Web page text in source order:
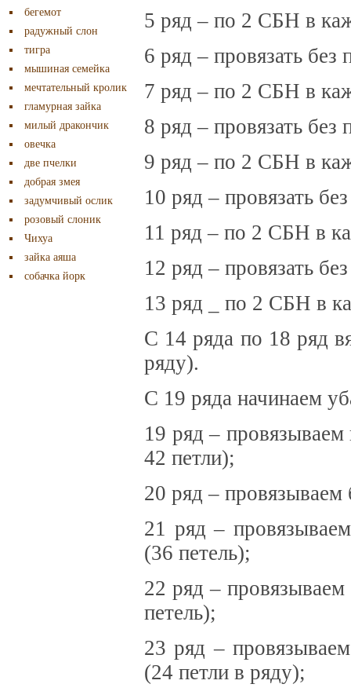
бегемот
радужный слон
тигра
мышиная семейка
мечтательный кролик
гламурная зайка
милый дракончик
овечка
две пчелки
добрая змея
задумчивый ослик
розовый слоник
Чихуа
зайка аяша
собачка йорк
5 ряд – по 2 СБН в
6 ряд – провязать без
7 ряд – по 2 СБН в
8 ряд – провязать без
9 ряд – по 2 СБН в
10 ряд – провязать
11 ряд – по 2 СБН в
12 ряд – провязать
13 ряд _ по 2 СБН в
С 14 ряда по 18 ряд
ряду).
С 19 ряда начинаем
19 ряд –
42 петли);
20 ряд – провязываем
21 ряд –
(36 петель);
22 ряд –
петель);
23 ряд –
(24 петли в ряду);